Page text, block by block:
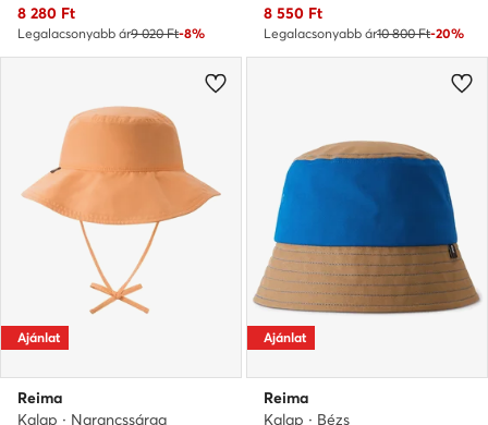
Aktuális ár
8 280 Ft
Legalacsonyabb ár9 020 Ft-8%
Aktuális ár
8 550 Ft
Legalacsonyabb ár10 800 Ft-20%
Ajánlat
Reima
Kalap · Narancssárga
Ajánlat
Reima
Kalap · Bézs